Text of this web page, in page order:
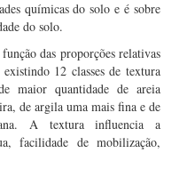
químicas do solo e é sobre
do solo.
das proporções relativas
12 classes de textura
maior quantidade de areia
de argila uma mais fina e de
A textura influencia a
facilidade de mobilização,